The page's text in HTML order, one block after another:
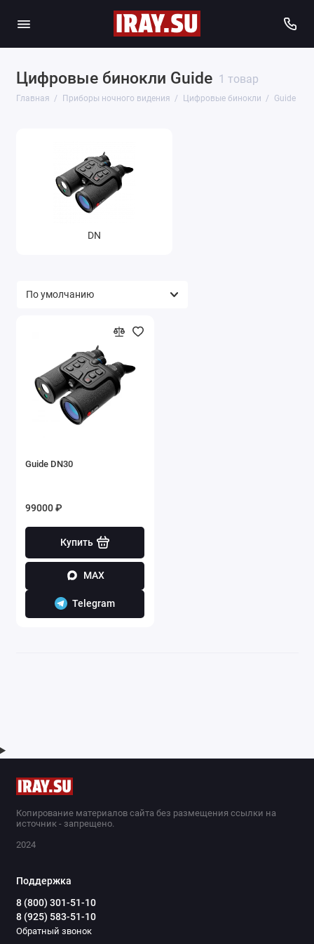
Цифровые бинокли Guide 1 товар
Главная Приборы ночного видения Цифровые бинокли Guide
DN
Guide DN30
99000 ₽
Купить
MAX
Telegram
Копирование материалов сайта без размещения ссылки на
источник - запрещено.
2024
Поддержка
8 (800) 301-51-10
8 (925) 583-51-10
Обратный звонок